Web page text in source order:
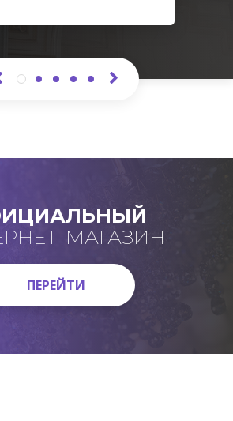
МАГАЗИН
ПЕРЕЙТИ
ПЕРЕЙТИ